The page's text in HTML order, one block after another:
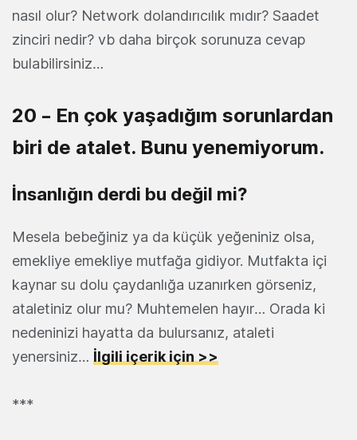
nasıl olur? Network dolandırıcılık mıdır? Saadet
zinciri nedir? vb daha birçok sorunuza cevap
bulabilirsiniz…
20 – En çok yaşadığım sorunlardan
biri de atalet. Bunu yenemiyorum.
İnsanlığın derdi bu değil mi?
Mesela bebeğiniz ya da küçük yeğeniniz olsa,
emekliye emekliye mutfağa gidiyor. Mutfakta içi
kaynar su dolu çaydanlığa uzanırken görseniz,
ataletiniz olur mu? Muhtemelen hayır… Orada ki
nedeninizi hayatta da bulursanız, ataleti
yenersiniz… İlgili içerik için >>
***